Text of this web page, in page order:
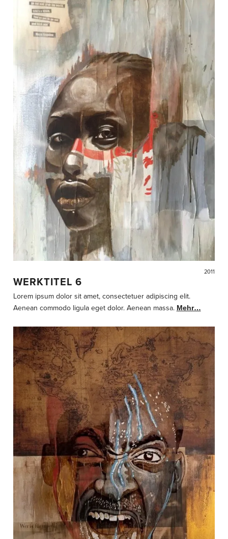
2011
WERKTITEL 6
Lorem ipsum dolor sit amet, consectetuer adipiscing elit.
Aenean commodo ligula eget dolor. Aenean massa. Mehr…